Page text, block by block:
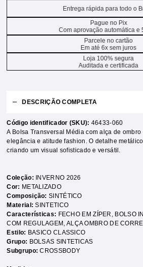
Entrega rápida para todo o
Pague no Pix
Com aprovação automática e
Parcele no cartão
Em até 6x sem juros
Loja 100% segura
Auditada e certificada
DESCRIÇÃO COMPLETA
Código identificador (SKU): 46433-060
A Bolsa Transversal Média com alça de ombro
elegância e atitude fashion. O detalhe
criando um visual sofisticado e versátil.
Coleção:
INVERNO 2026
Cor: METALIZADO
Composição:SINTÉTICO
Material:SINTETICO
Características: FECHO EM ZÍPER , BOLSO
COM REGULAGEM , ALÇA OMBRO DE
Estilo: BASICO CLASSICO
Grupo: BOLSAS SINTETICAS
Subgrupo:CROSSBODY